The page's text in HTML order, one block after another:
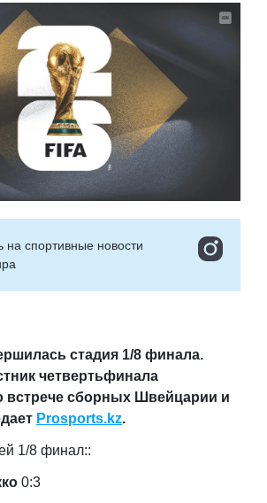
на cпортивные новости
стадия 1/8 финала.
четвертьфинала
встрече сборных Швейцарии и
Prosports.kz.
1/8 финал::
0:3